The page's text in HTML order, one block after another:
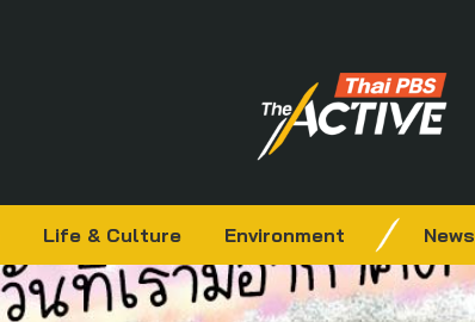
Life & Culture Environment News